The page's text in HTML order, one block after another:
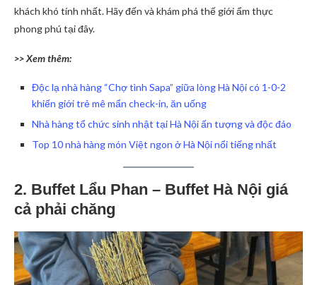
khách khó tính nhất. Hãy đến và khám phá thế giới ẩm thực
phong phú tại đây.
>> Xem thêm:
Độc lạ nhà hàng “Chợ tình Sapa” giữa lòng Hà Nội có 1-0-2
khiến giới trẻ mê mẩn check-in, ăn uống
Nhà hàng tổ chức sinh nhật tại Hà Nội ấn tượng và độc đáo
Top 10 nhà hàng món Việt ngon ở Hà Nội nổi tiếng nhất
2. Buffet Lẩu Phan – Buffet Hà Nội giá
cả phải chăng